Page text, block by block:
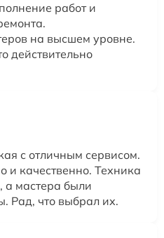
работ и
на высшем уровне.
действительно
с отличным сервисом.
и качественно. Техника
а мастера были
Рад, что выбрал их.